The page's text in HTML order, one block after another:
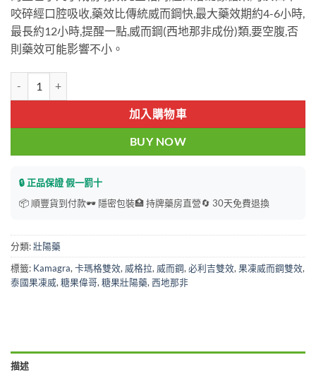
咬碎經口腔吸收,藥效比傳統威而鋼快,最大藥效期約4-6小時,
最長約12小時,提醒一點,威而鋼(西地那非成份)類,要空腹,否
則藥效可能影響不小。
加入購物車
BUY NOW
🔒 正品保證 假一罰十
📦 順豐貨到付款🕶️ 隱密包裝🏥 持牌藥房直營🔄 30天免費退換
分類:壯陽藥
標籤: Kamagra, 卡瑪格雙效, 威格拉, 威而鋼, 必利吉雙效, 果凍威而鋼雙效,
泰國果凍威, 糖果偉哥, 糖果壯陽藥, 西地那非
描述